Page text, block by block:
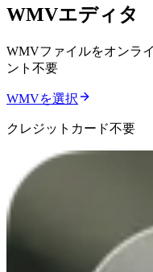
WMVエディタ
WMVファイルをオンラ
ント不要
WMVを選択
クレジットカード不要